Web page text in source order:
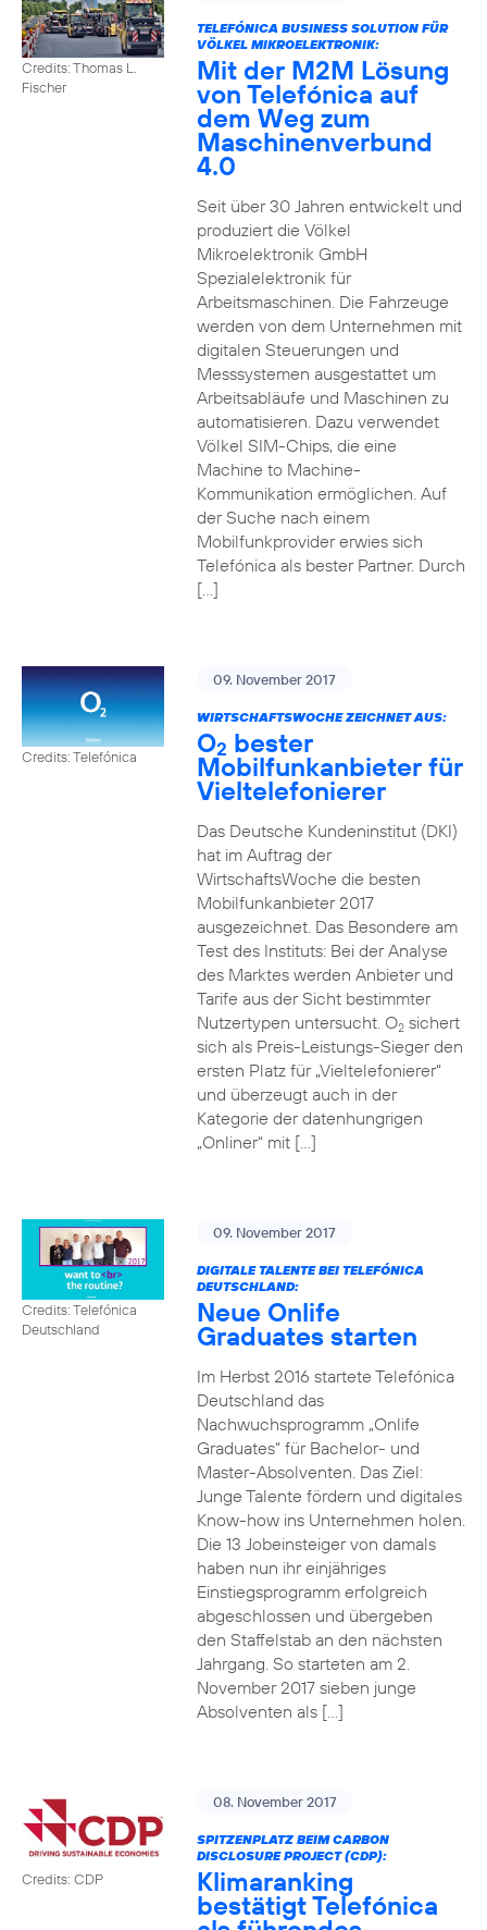
Credits: Thomas L.
Fischer
TELEFÓNICA BUSINESS SOLUTION FÜR
VÖLKEL MIKROELEKTRONIK:
Mit der M2M Lösung
von Telefónica auf
dem Weg zum
Maschinenverbund
4.0
Seit über 30 Jahren entwickelt und
produziert die Völkel
Mikroelektronik GmbH
Spezialelektronik für
Arbeitsmaschinen. Die Fahrzeuge
werden von dem Unternehmen mit
digitalen Steuerungen und
Messsystemen ausgestattet um
Arbeitsabläufe und Maschinen zu
automatisieren. Dazu verwendet
Völkel SIM-Chips, die eine
Machine to Machine-
Kommunikation ermöglichen. Auf
der Suche nach einem
Mobilfunkprovider erwies sich
Telefónica als bester Partner. Durch
[…]
Credits: Telefónica
09. November 2017
WIRTSCHAFTSWOCHE ZEICHNET AUS:
O2 bester
Mobilfunkanbieter für
Vieltelefonierer
Das Deutsche Kundeninstitut (DKI)
hat im Auftrag der
WirtschaftsWoche die besten
Mobilfunkanbieter 2017
ausgezeichnet. Das Besondere am
Test des Instituts: Bei der Analyse
des Marktes werden Anbieter und
Tarife aus der Sicht bestimmter
Nutzertypen untersucht. O2sichert
sich als Preis-Leistungs-Sieger den
ersten Platz für „Vieltelefonierer“
und überzeugt auch in der
Kategorie der datenhungrigen
„Onliner“ mit […]
Credits: Telefónica
Deutschland
09. November 2017
DIGITALE TALENTE BEI TELEFÓNICA
DEUTSCHLAND:
Neue Onlife
Graduates starten
Im Herbst 2016 startete Telefónica
Deutschland das
Nachwuchsprogramm „Onlife
Graduates“ für Bachelor- und
Master-Absolventen. Das Ziel:
Junge Talente fördern und digitales
Know-how ins Unternehmen holen.
Die 13 Jobeinsteiger von damals
haben nun ihr einjähriges
Einstiegsprogramm erfolgreich
abgeschlossen und übergeben
den Staffelstab an den nächsten
Jahrgang. So starteten am 2.
November 2017 sieben junge
Absolventen als […]
Credits: CDP
08. November 2017
SPITZENPLATZ BEIM CARBON
DISCLOSURE PROJECT (CDP):
Klimaranking
bestätigt Telefónica